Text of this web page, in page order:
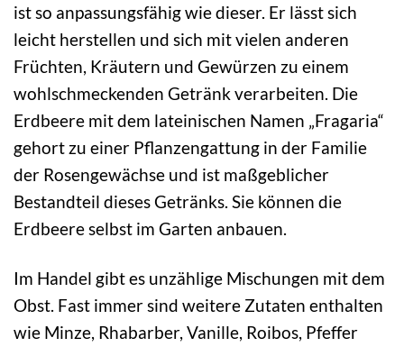
ist so anpassungsfähig wie dieser. Er lässt sich
leicht herstellen und sich mit vielen anderen
Früchten, Kräutern und Gewürzen zu einem
wohlschmeckenden Getränk verarbeiten. Die
Erdbeere mit dem lateinischen Namen „Fragaria“
gehort zu einer Pflanzengattung in der Familie
der Rosengewächse und ist maßgeblicher
Bestandteil dieses Getränks. Sie können die
Erdbeere selbst im Garten anbauen.
Im Handel gibt es unzählige Mischungen mit dem
Obst. Fast immer sind weitere Zutaten enthalten
wie Minze, Rhabarber, Vanille, Roibos, Pfeffer